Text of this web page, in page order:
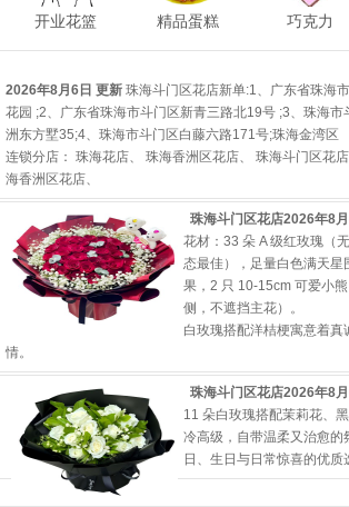
开业花篮 精品蛋糕 巧克力
2026年8月6日 更新 珠海斗门区花店新单:1、广东省珠海
花园 ;2、广东省珠海市斗门区新青三路北19号 ;3、珠海市
洲东方墅35;4、珠海市斗门区白藤六路171号;珠海金湾区
连锁分店 ： 珠海花店 珠海香洲区花店 珠海斗门区花店
海香洲区花店
珠海斗门区花店2026年8
花材：33 朵 A 级红玫瑰（
态最佳），足量白色满天星
果，2 只 10-15cm 可爱小
侧，不遮挡主花）。
白玫瑰搭配洋桔梗寓意着
情。
珠海斗门区花店2026年8
11 朵白玫瑰搭配茉莉花、
冷高级，自带温柔又治愈的
日、生日与日常惊喜的优质